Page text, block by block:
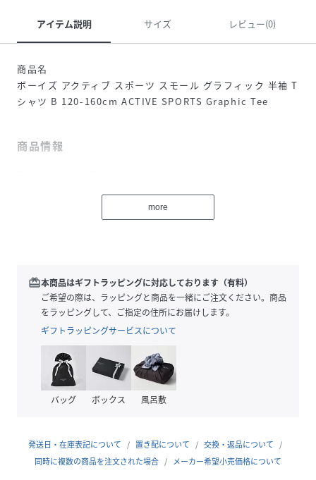
アイテム説明 サイズ レビュー(0)
商品名
ボーイズ アクティブ スポーツ スモール グラフィック 半袖 T
シャツ B 120-160cm ACTIVE SPORTS Graphic Tee
商品情報
ポーツ コレクションの半袖Tシャツです。
も快適な着心地をキープ。動きやすいレギュラーフィット
で、学校やクラブ活動、休日の外遊びなど幅広い場面で活躍
します。スポーツへの情熱を後押しする一枚として、8～16
歳のお子さまにおすすめです。
リサイクル素材使用：より良い未来への一歩として、
詳細
more
redeem本商品はギフトラッピングに対応しております（有料）
ご希望の際は、ラッピングと商品を一緒にご注文ください。商品
をラッピングして、ご指定の住所にお届けします。
ギフトラッピングサービスについて
バッグ ボックス 風呂敷
発送日・在庫表記について 置き配について
交換・返品について
同時に複数の商品を注文された場合
メーカー希望小売価格について